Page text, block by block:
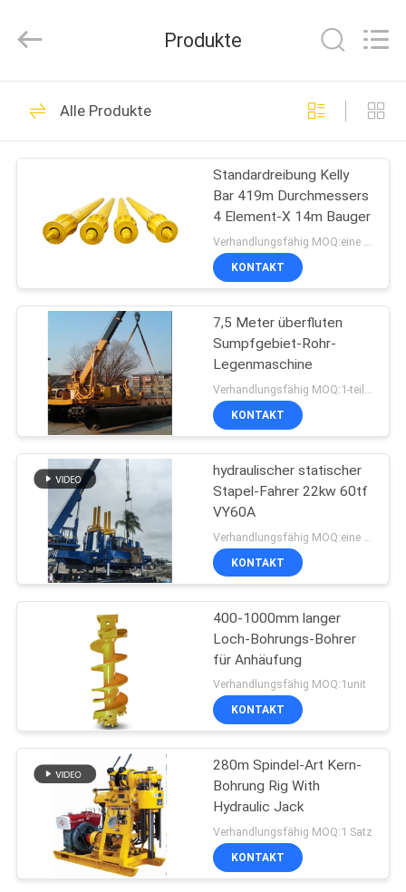
HAUS
PRODUKTE
ÜBER
UNS
FABRIK-
AUSFLUG
QUALITÄTSKONTROLLE
TRETEN
SIE
UNS
VERBINDUNG
FORDERN
SIE EIN
COMPANY
NEWS
SITEMAP
Sinovo
Heavy
All
Reserved.
Hydraulischer
Stapel-Unterbrecher
48
Drehbohrgeräten
68
Kernbohranlage
55
CFA-Ausrüstung
28
47
Produkte
Alle Produkte
Standardreibung Kelly
Bar 419m Durchmessers
4 Element-X 14m Bauger
Verhandlungsfähig MOQ:eine Einheit
KONTAKT
7,5 Meter überfluten
Sumpfgebiet-Rohr-
Legenmaschine
KONTAKT
hydraulischer statischer
Stapel-Fahrer 22kw 60tf
VY60A
KONTAKT
400-1000mm langer
Loch-Bohrungs-Bohrer
für Anhäufung
Verhandlungsfähig MOQ:1unit
KONTAKT
280m Spindel-Art Kern-
Bohrung Rig With
Hydraulic Jack
Verhandlungsfähig MOQ:1 Satz
KONTAKT